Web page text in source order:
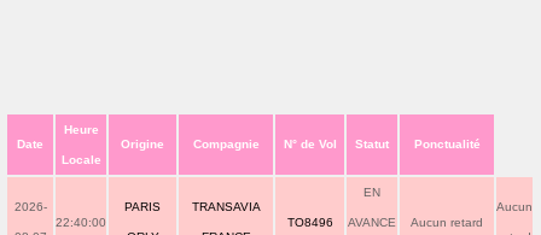
Date
Heure
Locale
Origine Compagnie N° de Vol Statut Ponctualité
2026-
22:40:00
PARIS TRANSAVIA
TO8496
EN
AVANCE Aucun retard
Aucun